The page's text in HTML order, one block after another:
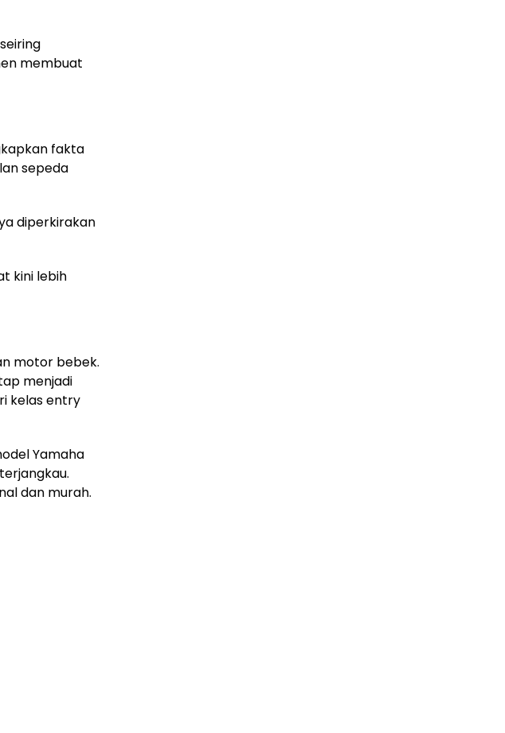
membuat
fakta
sepeda
diperkirakan
kini lebih
motor bebek.
menjadi
kelas entry
Yamaha
dan murah.